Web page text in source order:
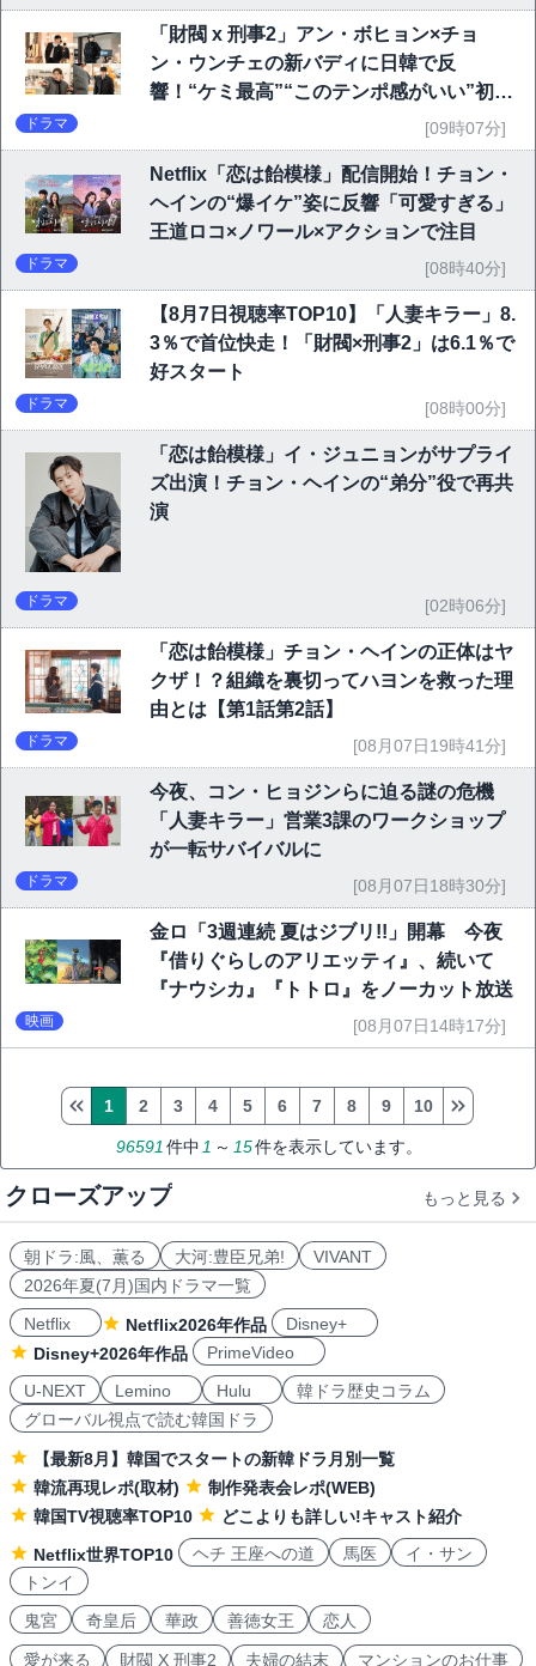
「財閥 x 刑事2」アン・ボヒョン×チョ
ン・ウンチェの新バディに日韓で反
響！“ケミ最高”“このテンポ感がいい”初回
ドラマ [09時07分]
Netflix「恋は飴模様」配信開始！チョン・
ヘインの“爆イケ”姿に反響「可愛すぎる」
王道ロコ×ノワール×アクションで注目
ドラマ [08時40分]
【8月7日視聴率TOP10】「人妻キラー」8.
3％で首位快走！「財閥×刑事2」は6.1％で
好スタート
ドラマ [08時00分]
「恋は飴模様」イ・ジュニョンがサプライ
ズ出演！チョン・ヘインの“弟分”役で再共
演
ドラマ [02時06分]
「恋は飴模様」チョン・ヘインの正体はヤ
クザ！？組織を裏切ってハヨンを救った理
由とは【第1話第2話】
ドラマ [08月07日19時41分]
今夜、コン・ヒョジンらに迫る謎の危機
「人妻キラー」営業3課のワークショップ
が一転サバイバルに
ドラマ [08月07日18時30分]
金ロ「3週連続 夏はジブリ!!」開幕 今夜
『借りぐらしのアリエッティ』、続いて
『ナウシカ』『トトロ』をノーカット放送
映画 [08月07日14時17分]
96591件中1 ～ 15件を表示しています。
1 2 3 4 5 6 7 8 9 10
クローズアップ もっと見る
朝ドラ:風、薫る 大河:豊臣兄弟!
VIVANT
2026年夏(7月)国内ドラマ一覧
Netflix
Netflix2026年作品
Disney+
Disney+2026年作品
PrimeVideo
U-NEXT
Lemino Hulu
韓ドラ歴史コラム
グローバル視点で読む韓国ドラ
【最新8月】韓国でスタートの新韓ドラ月別一覧
韓流再現レポ(取材)
制作発表会レポ(WEB)
韓国TV視聴率TOP10
どこよりも詳しい!キャスト紹介
Netflix世界TOP10
ヘチ 王座への道 馬医
イ・サン
トンイ
鬼宮
奇皇后 華政 善徳女王 恋人
愛が来る 財閥 X 刑事2 夫婦の結末 マンションのお仕事